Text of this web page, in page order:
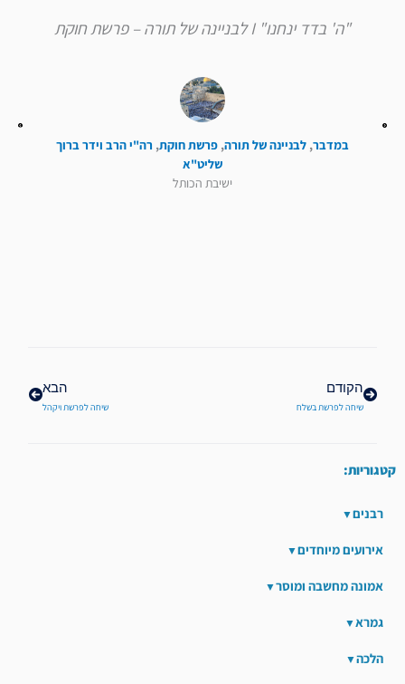
"ה' בדד ינחנו" I לבניינה של תורה – פרשת חוקת
במדבר, לבניינה של תורה, פרשת חוקת, רה"י הרב וידר ברוך
שליט"א
ישיבת הכותל
הקודם
שיחה לפרשת בשלח
הבא
שיחה לפרשת ויקהל
קטגוריות:
רבנים
אירועים מיוחדים
אמונה מחשבה ומוסר
גמרא
הלכה